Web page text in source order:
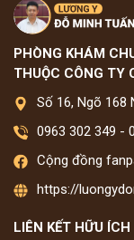
PHÒNG KHÁM
THUỘC CÔNG TY
Số 16, Ngõ 168
0963 302 349 -
Cộng đồng
https://
LIÊN KẾT HỮU ÍCH